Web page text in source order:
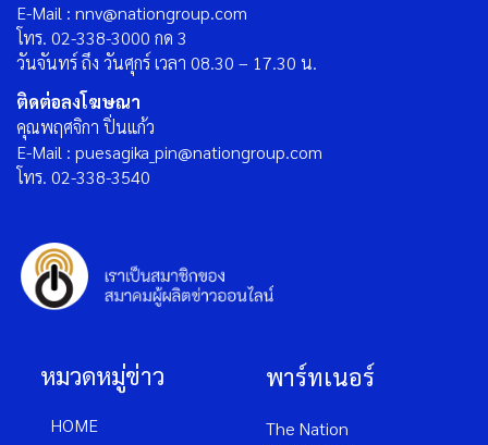
E-Mail : nnv@nationgroup.com
โทร. 02-338-3000 กด 3
วันจันทร์ ถึง วันศุกร์ เวลา 08.30 – 17.30 น.
ติดต่อลงโฆษณา
คุณพฤศจิกา ปิ่นแก้ว
E-Mail : puesagika_pin@nationgroup.com
โทร. 02-338-3540
หมวดหมู่ข่าว
HOME
พาร์ทเนอร์
The Nation